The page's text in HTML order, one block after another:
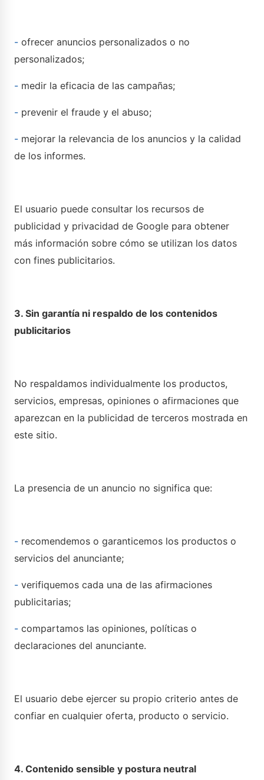
- ofrecer anuncios personalizados o no
personalizados;
- medir la eficacia de las campañas;
- prevenir el fraude y el abuso;
- mejorar la relevancia de los anuncios y la calidad
de los informes.
El usuario puede consultar los recursos de
publicidad y privacidad de Google para obtener
más información sobre cómo se utilizan los datos
con fines publicitarios.
3. Sin garantía ni respaldo de los contenidos
publicitarios
No respaldamos individualmente los productos,
servicios, empresas, opiniones o afirmaciones que
aparezcan en la publicidad de terceros mostrada en
este sitio.
La presencia de un anuncio no significa que:
- recomendemos o garanticemos los productos o
servicios del anunciante;
- verifiquemos cada una de las afirmaciones
publicitarias;
- compartamos las opiniones, políticas o
declaraciones del anunciante.
El usuario debe ejercer su propio criterio antes de
confiar en cualquier oferta, producto o servicio.
4. Contenido sensible y postura neutral